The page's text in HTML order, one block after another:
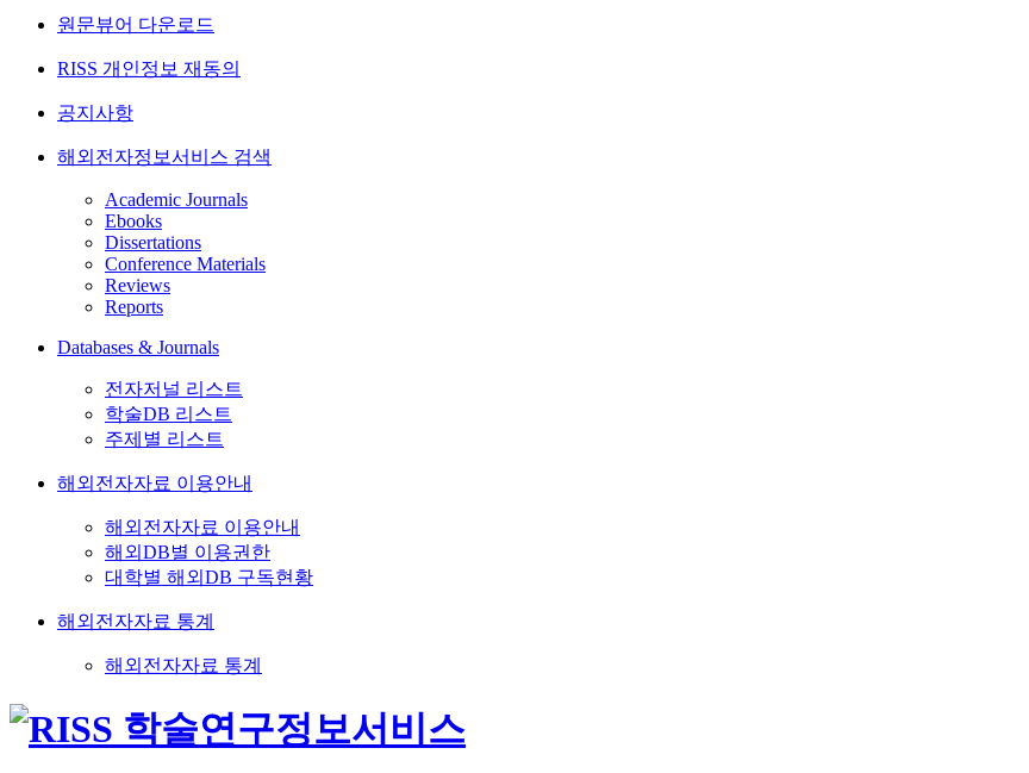
원문뷰어 다운로드
RISS 개인정보 재동의
공지사항
해외전자정보서비스 검색
Academic Journals
Ebooks
Dissertations
Conference Materials
Reviews
Reports
Databases & Journals
전자저널 리스트
학술DB 리스트
주제별 리스트
해외전자자료 이용안내
해외전자자료 이용안내
해외DB별 이용권한
대학별 해외DB 구독현황
해외전자자료 통계
해외전자자료 통계